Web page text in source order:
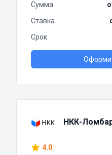
Сумма
Ставка
Срок
НКК-
4.0